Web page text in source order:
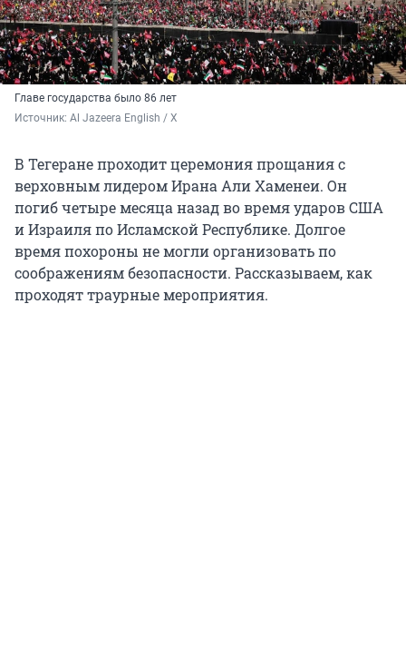
Главе государства было 86 лет
Источник: Al Jazeera English / Х
В Тегеране проходит церемония прощания с
верховным лидером Ирана Али Хаменеи. Он
погиб четыре месяца назад во время ударов США
и Израиля по Исламской Республике. Долгое
время похороны не могли организовать по
соображениям безопасности. Рассказываем, как
проходят траурные мероприятия.